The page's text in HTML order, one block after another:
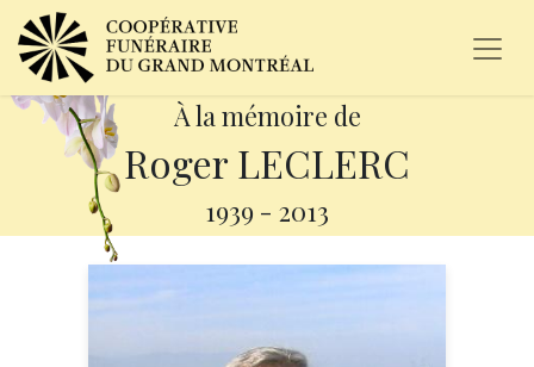
À la mémoire de
Roger LECLERC
1939 - 2013